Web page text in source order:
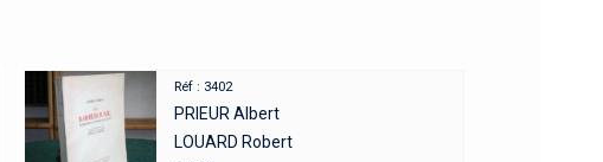
Réf : 3402
PRIEUR Albert
LOUARD Robert